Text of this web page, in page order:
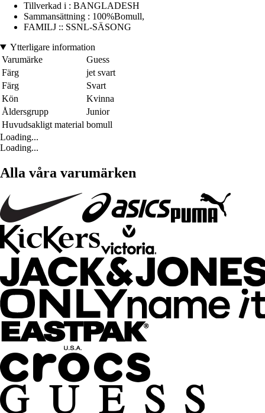
Tillverkad i : BANGLADESH
Sammansättning : 100%Bomull,
FAMILJ :: SSNL-SÄSONG
Ytterligare information
Varumärke
Guess
Färg
jet svart
Färg
Svart
Kön
Kvinna
Åldersgrupp
Junior
Huvudsakligt material bomull
Loading...
Loading...
Alla våra varumärken